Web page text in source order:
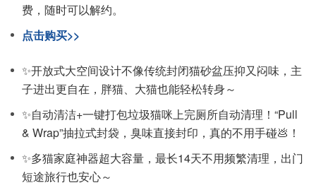
费，随时可以解约。
点击购买>>
✨开放式大空间设计不像传统封闭猫砂盆压抑又闷味，主
子进出更自在，胖猫、大猫也能轻松转身～
✨自动清洁+一键打包垃圾猫咪上完厕所自动清理！“Pull
& Wrap”抽拉式封袋，臭味直接封印，真的不用手碰💩！
✨多猫家庭神器超大容量，最长14天不用频繁清理，出门
短途旅行也安心～